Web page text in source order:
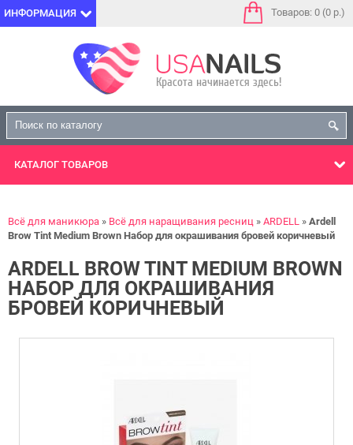
ИНФОРМАЦИЯ Товаров: 0 (0 р.)
КАТАЛОГ ТОВАРОВ
Всё для маникюра Всё для наращивания ресниц ARDELL
Ardell
Brow Tint Medium Brown Набор для окрашивания бровей коричневый
ARDELL BROW TINT MEDIUM BROWN
НАБОР ДЛЯ ОКРАШИВАНИЯ
БРОВЕЙ КОРИЧНЕВЫЙ